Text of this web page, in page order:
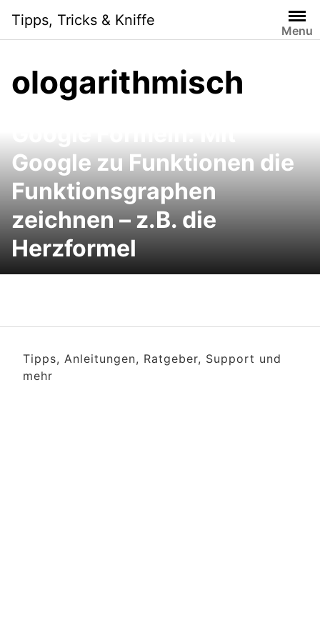
content
Tipps, Tricks & Kniffe
Menu
ologarithmisch
Google zu Funktionen die
Funktionsgraphen
zeichnen – z.B. die
Herzformel
Tipps, Anleitungen, Ratgeber, Support und
mehr